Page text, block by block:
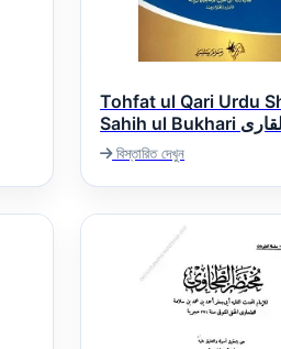
Tohfat ul Qari Urdu
Sahih ul Bukhari تحفۃ القاری
اردو شرح صحیح بخاری
বিস্তারিত দেখুন